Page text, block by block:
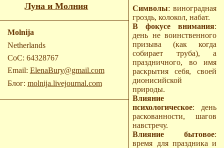
Луна и Молния
Molnija
Netherlands
CoC: 64328767
Email: ElenaBury@gmail.com
Блог: molnija.livejournal.com
Символы: виноградная
гроздь, колокол, набат.
В фокусе внимания:
день не воинственного
призыва (как когда
собирает труба), а
праздничного, во имя
раскрытия себя, своей
дионисийской
природы.
Влияние
психологическое: день
раскованности, шагов
навстречу.
Влияние бытовое:
время для праздника и